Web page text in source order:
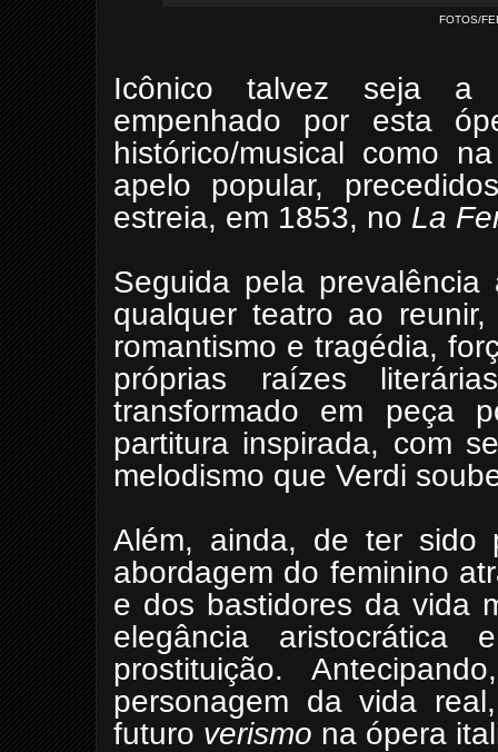
FOTOS/
Icônico talvez seja a
empenhado por esta
histórico/musical como
apelo popular,
estreia, em 1853, no La
Seguida pela
qualquer teatro ao
romantismo e tragédia,
próprias raízes
transformado em peça
partitura inspirada, com
melodismo que Verdi
Além, ainda, de ter sido
abordagem do feminino
e dos bastidores da vida
elegância
prostituição.
personagem da vida
futuro verismo na ópera